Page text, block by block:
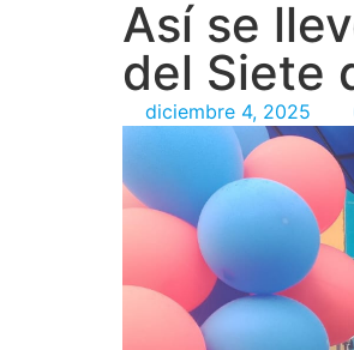
Así se
del Siete
diciembre 4, 2025